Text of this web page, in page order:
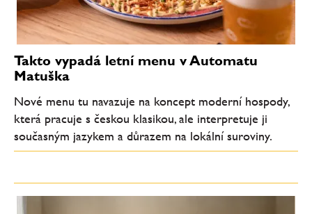
Takto vypadá letní menu v Automatu
Matuška
Nové menu tu navazuje na koncept moderní hospody,
která pracuje s českou klasikou, ale interpretuje ji
současným jazykem a důrazem na lokální suroviny.